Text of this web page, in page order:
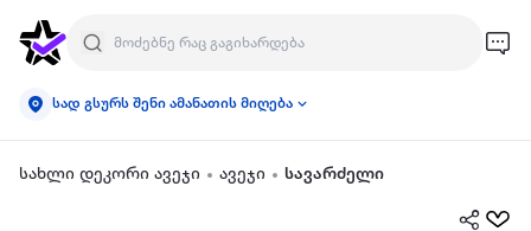
სად გსურს შენი ამანათის მიღება
სახლი დეკორი ავეჯი ავეჯი სავარძელი